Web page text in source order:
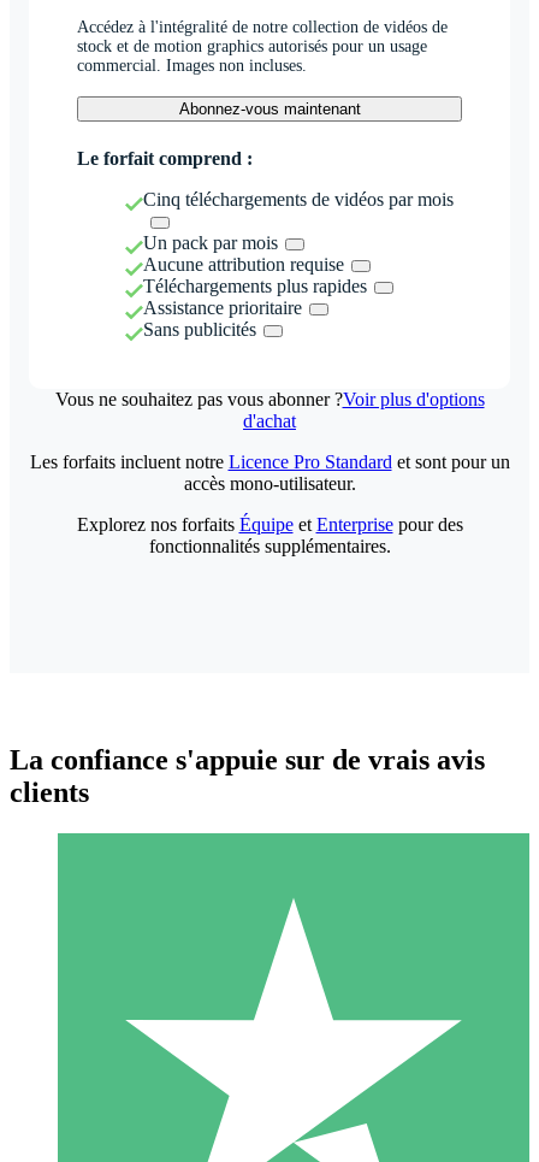
Accédez à l'intégralité de notre collection de vidéos de
stock et de motion graphics autorisés pour un usage
commercial. Images non incluses.
Abonnez-vous maintenant
Le forfait comprend :
Cinq téléchargements de vidéos par mois
Un pack par mois
Aucune attribution requise
Téléchargements plus rapides
Assistance prioritaire
Sans publicités
Vous ne souhaitez pas vous abonner ?Voir plus d'options
d'achat
Packs de Crédits Individuels
Payez à l'utilisation avec des crédits de téléchargement. Sans
1 Téléchargement
10 00
Les forfaits incluent notre Licence Pro Standard et sont pour un
accès mono-utilisateur.
Explorez nos forfaits Équipeet Enterprisepour des
fonctionnalités supplémentaires.
La confiance s'appuie sur de vrais avis
clients